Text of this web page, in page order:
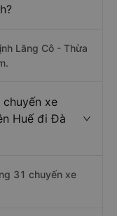
Lăng Cô - Thừa
xe
Huế đi Đà
31 chuyến xe